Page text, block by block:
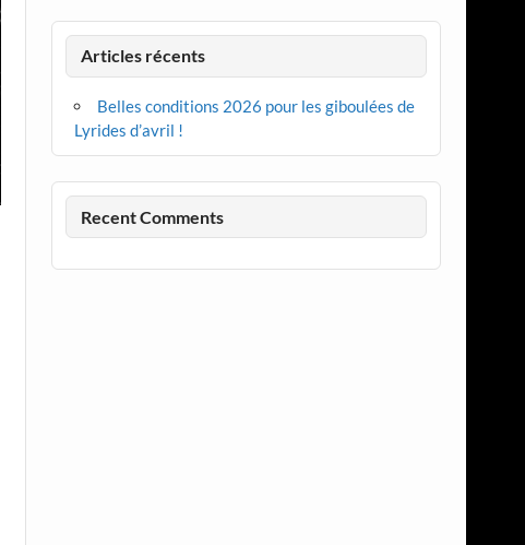
Articles récents
Belles conditions 2026 pour les giboulées de
Lyrides d’avril !
Recent Comments